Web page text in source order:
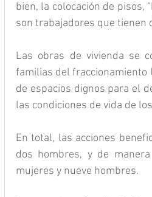
bien, la colocación de pisos,
son trabajadores que tienen
Las obras de vivienda se
familias del fraccionamiento
de espacios dignos para el
las condiciones de vida de
En total, las acciones
dos hombres, y de
mujeres y nueve hombres.